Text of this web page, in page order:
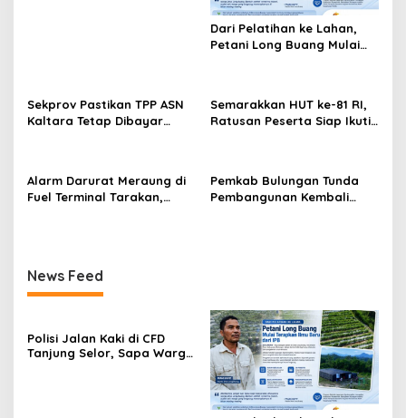
Dari Pelatihan ke Lahan,
Petani Long Buang Mulai
Sekprov Pastikan TPP ASN
Kaltara Tetap Dibayar
Semarakkan HUT ke-81 RI,
Ratusan Peserta Siap Ikuti
Alarm Darurat Meraung di
Fuel Terminal Tarakan,
Pemkab Bulungan Tunda
Pembangunan Kembali
News Feed
Polisi Jalan Kaki di CFD
Tanjung Selor, Sapa Warga